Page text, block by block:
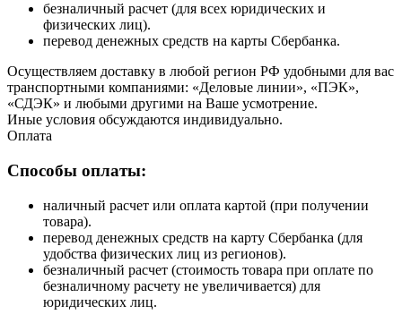
безналичный расчет (для всех юридических и
физических лиц).
перевод денежных средств на карты Сбербанка.
Осуществляем доставку в любой регион РФ удобными для вас
транспортными компаниями: «Деловые линии», «ПЭК»,
«СДЭК» и любыми другими на Ваше усмотрение.
Иные условия обсуждаются индивидуально.
Оплата
Способы оплаты:
наличный расчет или оплата картой (при получении
товара).
перевод денежных средств на карту Сбербанка (для
удобства физических лиц из регионов).
безналичный расчет (стоимость товара при оплате по
безналичному расчету не увеличивается) для
юридических лиц.